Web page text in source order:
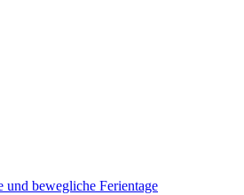
und bewegliche Ferientage